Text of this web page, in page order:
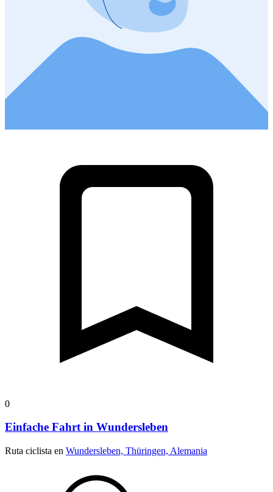
0
Einfache Fahrt in Wundersleben
Ruta ciclista en Wundersleben, Thüringen, Alemania